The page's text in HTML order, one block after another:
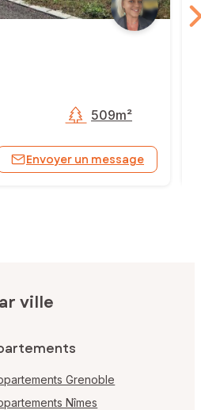
509m²
Envoyer un message
ville
Grenoble
Nîmes